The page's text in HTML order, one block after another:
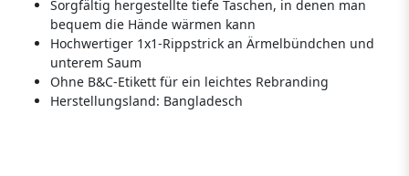
Sorgfältig hergestellte tiefe Taschen, in denen man
bequem die Hände wärmen kann
Hochwertiger 1x1-Rippstrick an Ärmelbündchen und
unterem Saum
Ohne B&C-Etikett für ein leichtes Rebranding
Herstellungsland: Bangladesch